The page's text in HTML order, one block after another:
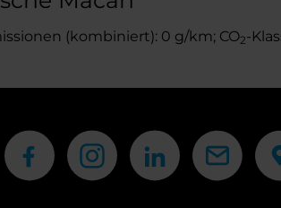
(kombiniert): 0 g/km; CO2-